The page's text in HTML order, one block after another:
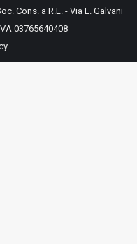
Cons. a R.L. - Via L. Galvani
03765640408